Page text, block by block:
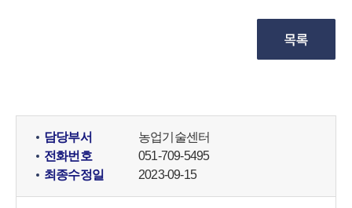
담당부서
농업기술센터
전화번호
051-709-5495
최종수정일
2023-09-15